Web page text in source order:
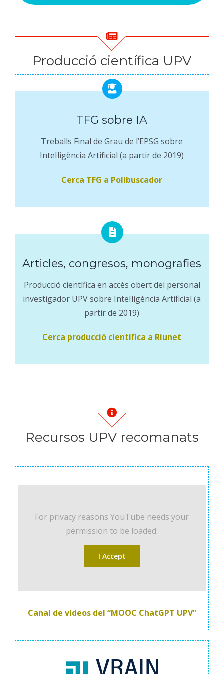
Producció científica UPV
TFG sobre IA
Treballs Final de Grau de l’EPSG sobre
Intel·ligència Artificial (a partir de 2019)
Cerca TFG a Polibuscador
Articles, congresos, monografies
Producció científica en accés obert del personal
investigador UPV sobre Intel·ligència Artificial (a
partir de 2019)
Cerca producció científica a Riunet
Recursos UPV recomanats
For privacy reasons YouTube needs your
permission to be loaded.
I Accept
Canal de vídeos del “MOOC ChatGPT UPV”